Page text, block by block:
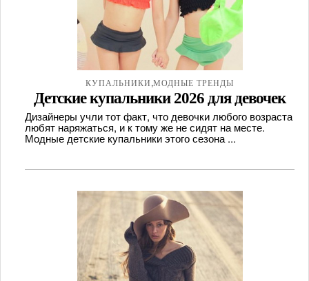
КУПАЛЬНИКИ ,МОДНЫЕ ТРЕНДЫ
Детские купальники 2026 для девочек
Дизайнеры учли тот факт, что девочки любого возраста
любят наряжаться, и к тому же не сидят на месте.
Модные детские купальники этого сезона ...